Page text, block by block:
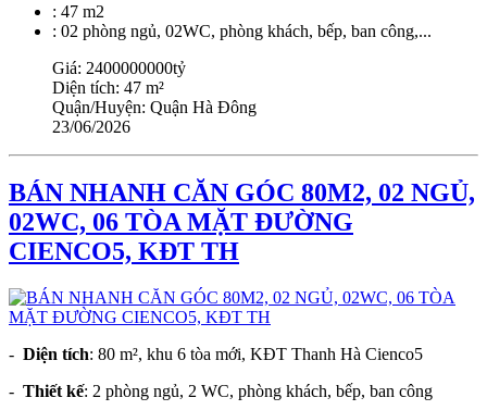
: 47 m2
: 02 phòng ngủ, 02WC, phòng khách, bếp, ban công,...
Giá: 2400000000tỷ
Diện tích: 47 m²
Quận/Huyện: Quận Hà Đông
23/06/2026
BÁN NHANH CĂN GÓC 80M2, 02 NGỦ,
02WC, 06 TÒA MẶT ĐƯỜNG
CIENCO5, KĐT TH
- Diện tích: 80 m², khu 6 tòa mới, KĐT Thanh Hà Cienco5
- Thiết kế: 2 phòng ngủ, 2 WC, phòng khách, bếp, ban công